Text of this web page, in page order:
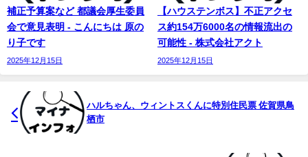
補正予算案など 都議会厚生委員
会で意見表明 - こんにちは 原の
り子です
2025年12月15日
【ハウステンボス】不正アクセ
ス約154万6000名の情報流出の
可能性 - 株式会社アクト
2025年12月15日
ハルちゃん、ウィントスくんに特別住民票 佐賀県鳥
栖市